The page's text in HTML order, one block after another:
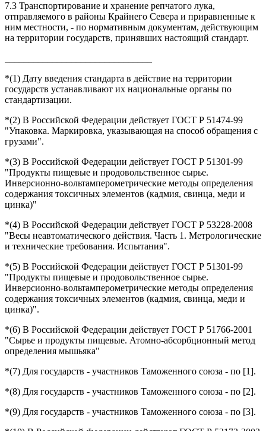
7.3 Транспортирование и хранение репчатого лука,
отправляемого в районы Крайнего Севера и приравненные к
ним местности, - по нормативным документам, действующим
на территории государств, принявших настоящий стандарт.
*(1) Дату введения стандарта в действие на территории
государств устанавливают их национальные органы по
стандартизации.
*(2) В Российской Федерации действует ГОСТ Р 51474-99
"Упаковка. Маркировка, указывающая на способ обращения с
грузами".
*(3) В Российской Федерации действует ГОСТ Р 51301-99
"Продукты пищевые и продовольственное сырье.
Инверсионно-вольтамперометрические методы определения
содержания токсичных элементов (кадмия, свинца, меди и
цинка)"
*(4) В Российской Федерации действует ГОСТ Р 53228-2008
"Весы неавтоматического действия. Часть 1. Метрологические
и технические требования. Испытания".
*(5) В Российской Федерации действует ГОСТ Р 51301-99
"Продукты пищевые и продовольственное сырье.
Инверсионно-вольтамперометрические методы определения
содержания токсичных элементов (кадмия, свинца, меди и
цинка)".
*(6) В Российской Федерации действует ГОСТ Р 51766-2001
"Сырье и продукты пищевые. Атомно-абсорбционный метод
определения мышьяка"
*(7) Для государств - участников Таможенного союза - по [1].
*(8) Для государств - участников Таможенного союза - по [2].
*(9) Для государств - участников Таможенного союза - по [3].